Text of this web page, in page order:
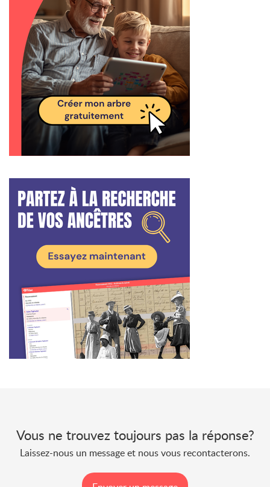
Vous ne trouvez toujours pas la réponse?
Laissez-nous un message et nous vous recontacterons.